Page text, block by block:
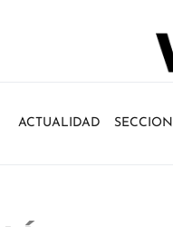
ACTUALIDAD